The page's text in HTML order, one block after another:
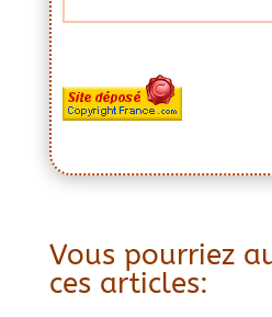
Vous pourriez
ces articles: